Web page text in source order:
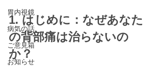
胃内視鏡
病気の話
ご意見箱
お知らせ
1. はじめに：なぜあなた
の背部痛は治らないの
か？